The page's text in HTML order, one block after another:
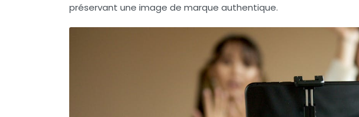
préservant une image de marque authentique.